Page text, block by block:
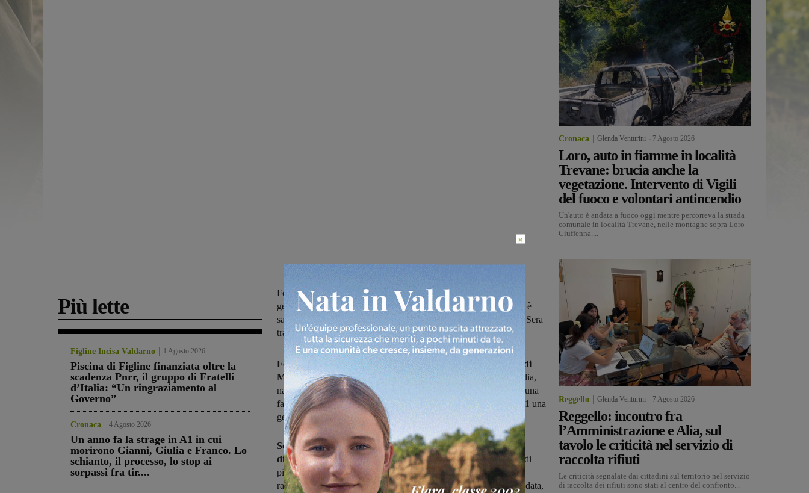
Più lette
Figline Incisa Valdarno 1 Agosto 2026
Piscina di Figline finanziata oltre la
scadenza Pnrr, il gruppo di Fratelli
d’Italia: “Un ringraziamento al
Governo”
Cronaca 4 Agosto 2026
Un anno fa la strage in A1 in cui
morirono Gianni, Giulia e Franco. Lo
schianto, il processo, lo stop ai
sorpassi fra tir....
Fondato nel 2008 per iniziativa pubblica, dal 2011 è passato in
gestione autonoma da parte degli stessi produttori. Il suo successo è
saldo: tanto che lo scorso agosto è stato inserito dal Corriere della Sera
tra i venti migliori mercati d’Italia per la vendita a chilometro zero
Festeggerà i suoi primi nove anni di vita, il Mercato Coperto di
Montevarchi:una delle prime esperienze di Mercatale di tutta Italia,
nata nel 2008 per una iniziativa a compartecipazione pubblica, in una
fase di avvio di tipo sperimentale, e poi diventata a partire dal 2011 una
gestione completamente a carico dei produttori pubblici.
Sono un'ottantina quelli che producono in Valdarno e nei
dintorni, e che vendono direttamente i loro prodotti al Mercatale di
piazza dell'Antica Gora. Tutto nel rispetto della stagionalità e del
rapporto diretto fra produttori e consumatori. Una formula consolidata,
Cronaca Glenda Venturini 7 Agosto 2026
Loro, auto in fiamme in località
Trevane: brucia anche la
vegetazione. Intervento di Vigili
del fuoco e volontari antincendio
Un'auto è andata a fuoco oggi mentre percorreva la strada
comunale in località Trevane, nelle montagne sopra Loro
Ciuffenna....
Reggello Glenda Venturini 7 Agosto 2026
Reggello: incontro fra
l’Amministrazione e Alia, sul
tavolo le criticità nel servizio di
raccolta rifiuti
Le criticità segnalate dai cittadini sul territorio nel servizio
di raccolta dei rifiuti sono stati al centro del confronto...
×